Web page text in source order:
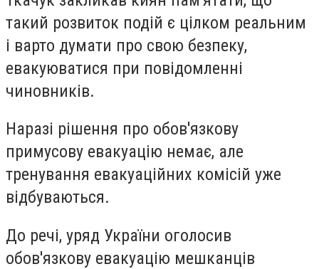
такий розвиток подій є цілком реальним
і варто думати про свою безпеку,
евакуюватися при повідомленні
чиновників.
Наразі рішення про обов'язкову
примусову евакуацію немає, але
тренування евакуаційних комісій уже
відбуваються.
До речі, уряд України оголосив
обов'язкову евакуацію мешканців